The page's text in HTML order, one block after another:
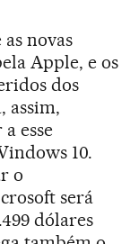
novas
Apple, e os
dos
assim,
esse
10.
o
será
dólares